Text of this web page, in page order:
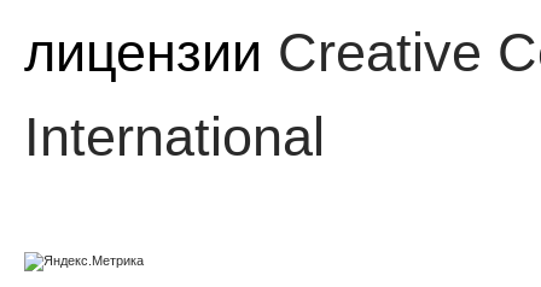
лицензии Creative
International